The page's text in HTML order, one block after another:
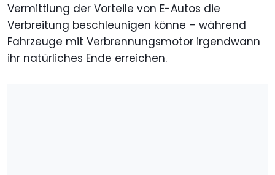
Vermittlung der Vorteile von E-Autos die
Verbreitung beschleunigen könne – während
Fahrzeuge mit Verbrennungsmotor irgendwann
ihr natürliches Ende erreichen.